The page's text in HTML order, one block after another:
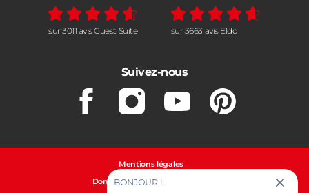
sur 3011 avis Guest Suite sur 3663 avis Eldo
Suivez-nous
FacebookInstagramYoutubePinterest
Mentions légales
Données personnelles et cookies
BONJOUR !